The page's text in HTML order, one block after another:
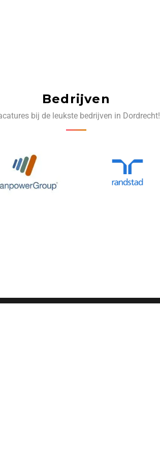
Bedrijven
bij de leukste bedrijven in Dordrecht!